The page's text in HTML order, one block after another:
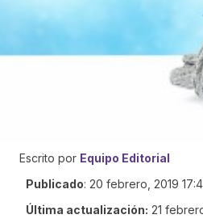
Escrito por Equipo Editorial
Publicado: 20 febrero, 2019
Última actualización: 21